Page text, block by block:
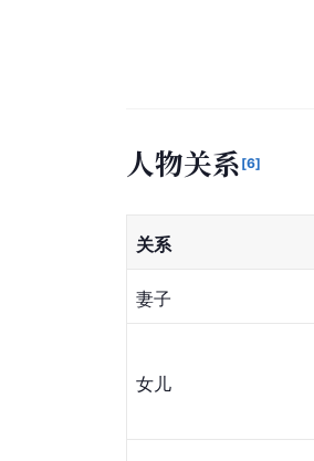
人物关系 [6]
关系
妻子
女儿